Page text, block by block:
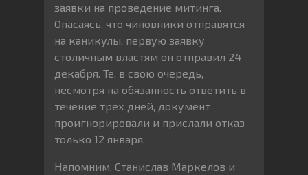
заявки на проведение митинга.
Опасаясь, что чиновники отправятся
на каникулы, первую заявку
столичным властям он отправил 24
декабря. Те, в свою очередь,
несмотря на обязанность ответить в
течение трех дней, документ
проигнорировали и прислали отказ
только 12 января.
Напомним, Станислав Маркелов и